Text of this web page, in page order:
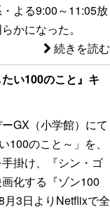
よる9:00～11:05放
かになった。
続きを読む
い100のこと』キ
GX（小学館）にて
のこと～」を、
掛け、『シン・ゴ
化する『ゾン100
月3日よりNetflixで全